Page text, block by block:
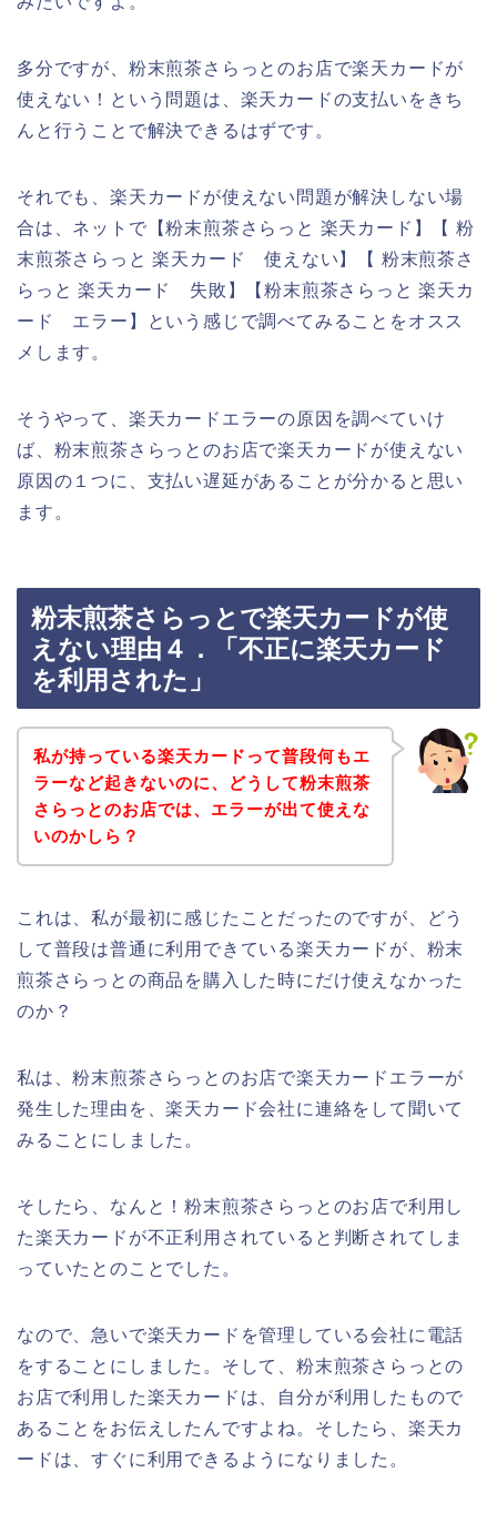
多分ですが、粉末煎茶さらっとのお店で楽天カードが
使えない！という問題は、楽天カードの支払いをきち
んと行うことで解決できるはずです。
それでも、楽天カードが使えない問題が解決しない場
合は、ネットで【粉末煎茶さらっと 楽天カード】【 粉
末煎茶さらっと 楽天カード 使えない】【 粉末煎茶さ
らっと 楽天カード 失敗】【粉末煎茶さらっと 楽天カ
ード エラー】という感じで調べてみることをオスス
メします。
そうやって、楽天カードエラーの原因を調べていけ
ば、粉末煎茶さらっとのお店で楽天カードが使えない
原因の１つに、支払い遅延があることが分かると思い
ます。
粉末煎茶さらっとで楽天カードが使
えない理由４．「不正に楽天カード
を利用された」
私が持っている楽天カードって普段何もエ
ラーなど起きないのに、どうして粉末煎茶
さらっとのお店では、エラーが出て使えな
いのかしら？
これは、私が最初に感じたことだったのですが、どう
して普段は普通に利用できている楽天カードが、粉末
煎茶さらっとの商品を購入した時にだけ使えなかった
のか？
私は、粉末煎茶さらっとのお店で楽天カードエラーが
発生した理由を、楽天カード会社に連絡をして聞いて
みることにしました。
そしたら、なんと！粉末煎茶さらっとのお店で利用し
た楽天カードが不正利用されていると判断されてしま
っていたとのことでした。
なので、急いで楽天カードを管理している会社に電話
をすることにしました。そして、粉末煎茶さらっとの
お店で利用した楽天カードは、自分が利用したもので
あることをお伝えしたんですよね。そしたら、楽天カ
ードは、すぐに利用できるようになりました。